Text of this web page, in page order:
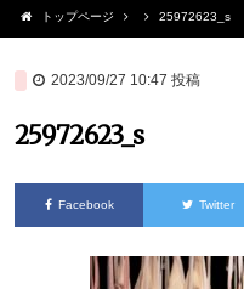
トップページ 25972623_s
2023/09/27 10:47 投稿
25972623_s
Facebook Twitter